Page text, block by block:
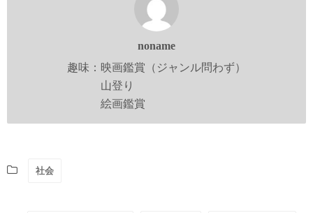
noname
趣味：映画鑑賞（ジャンル問わず）
山登り
絵画鑑賞
社会